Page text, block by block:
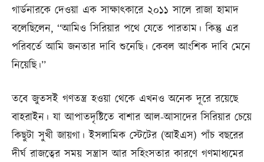
গার্ডনারকে দেওয়া এক সাক্ষাৎকারে ২০১১ সালে রাজা হামাদ
বলেছিলেন, ‘‘আমিও সিরিয়ার পথে যেতে পারতাম। কিন্তু এর
পরিবর্তে আমি জনতার দাবি শুনেছি। কেবল আংশিক দাবি মেনে
নিয়েছি।’’
তবে জুতসই গণতন্ত্র হওয়া থেকে এখনও অনেক দূরে রয়েছে
বাহরাইন। যা আপাতদৃষ্টিতে বাশার আল-আসাদের সিরিয়ার চেয়ে
কিছুটা সুখী জায়গা। ইসলামিক স্টেটের (আইএস) পাঁচ বছরের
দীর্ঘ রাজত্বের সময় সন্ত্রাস আর সহিংসতার কারণে গণমাধ্যমের